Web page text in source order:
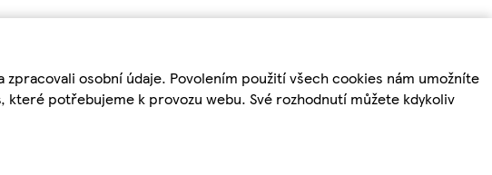
osobní údaje. Povolením použití všech cookies nám umožníte
potřebujeme k provozu webu. Své rozhodnutí můžete kdykoliv